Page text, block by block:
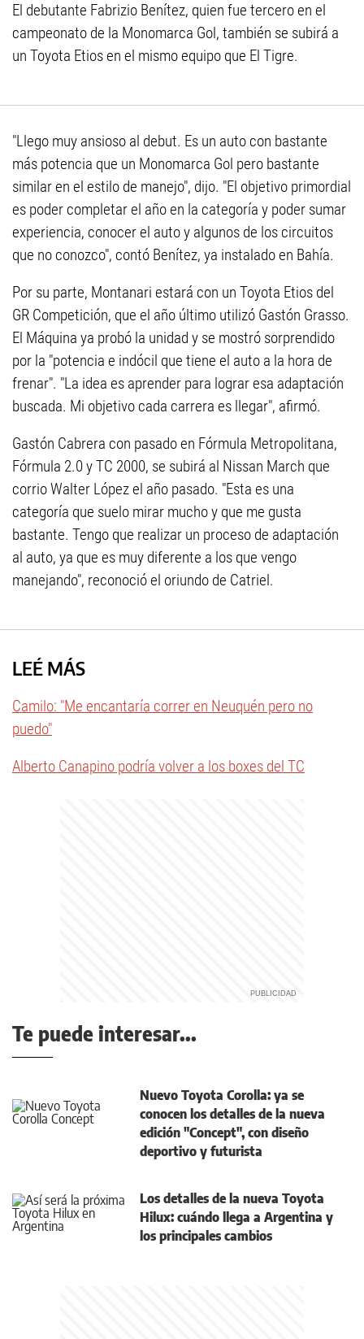
El debutante Fabrizio Benítez, quien fue tercero en el
campeonato de la Monomarca Gol, también se subirá a
un Toyota Etios en el mismo equipo que El Tigre.
"Llego muy ansioso al debut. Es un auto con bastante
más potencia que un Monomarca Gol pero bastante
similar en el estilo de manejo", dijo. "El objetivo primordial
es poder completar el año en la categoría y poder sumar
experiencia, conocer el auto y algunos de los circuitos
que no conozco", contó Benítez, ya instalado en Bahía.
Por su parte, Montanari estará con un Toyota Etios del
GR Competición, que el año último utilizó Gastón Grasso.
El Máquina ya probó la unidad y se mostró sorprendido
por la "potencia e indócil que tiene el auto a la hora de
frenar". "La idea es aprender para lograr esa adaptación
buscada. Mi objetivo cada carrera es llegar", afirmó.
Gastón Cabrera con pasado en Fórmula Metropolitana,
Fórmula 2.0 y TC 2000, se subirá al Nissan March que
corrio Walter López el año pasado. "Esta es una
categoría que suelo mirar mucho y que me gusta
bastante. Tengo que realizar un proceso de adaptación
al auto, ya que es muy diferente a los que vengo
manejando", reconoció el oriundo de Catriel.
LEÉ MÁS
Camilo: "Me encantaría correr en Neuquén pero no
puedo"
Alberto Canapino podría volver a los boxes del TC
Te puede interesar...
Nuevo Toyota Corolla: ya se
conocen los detalles de la nueva
edición "Concept", con diseño
deportivo y futurista
Los detalles de la nueva Toyota
Hilux: cuándo llega a Argentina y
los principales cambios